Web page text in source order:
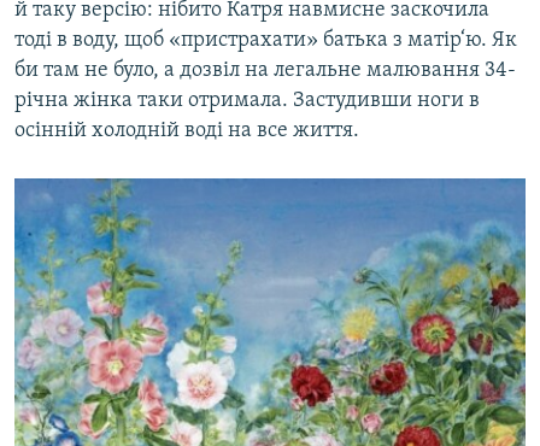
й таку версію: нібито Катря навмисне заскочила
тоді в воду, щоб «пристрахати» батька з матір‘ю. Як
би там не було, а дозвіл на легальне малювання 34-
річна жінка таки отримала. Застудивши ноги в
осінній холодній воді на все життя.